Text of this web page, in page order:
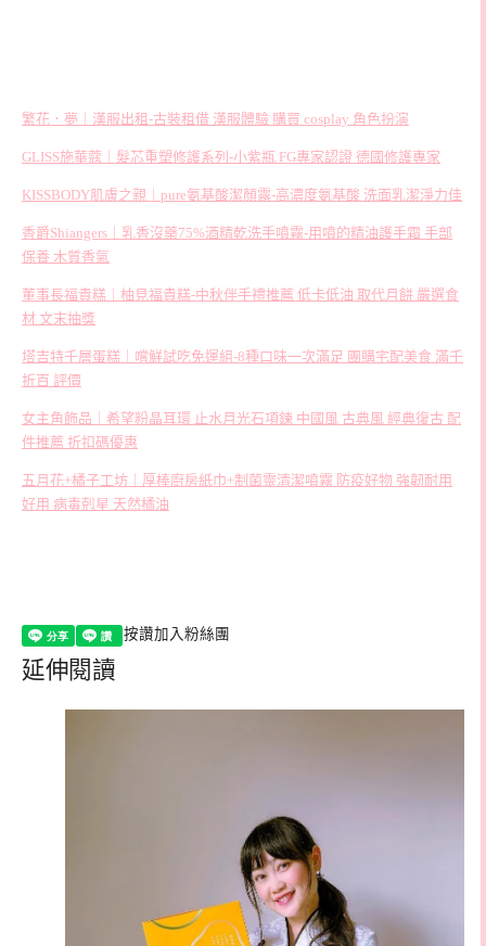
繁花．夢｜漢服出租-古裝租借 漢服體驗 購買 cosplay 角色扮演
GLISS施華蔻｜髮芯重塑修護系列-小紫瓶 FG專家認證 德國修護專家
KISSBODY肌膚之親｜pure氨基酸潔顏露-高濃度氨基酸 洗面乳潔淨力佳
香爵Shiangers｜乳香沒藥75%酒精乾洗手噴霧-用噴的精油護手霜 手部
保養 木質香氣
董事長福貴糕｜柚見福貴糕-中秋伴手禮推薦 低卡低油 取代月餅 嚴選食
材 文末抽獎
塔吉特千層蛋糕｜嚐鮮試吃免運組-8種口味一次滿足 團購宅配美食 滿千
折百 評價
女主角飾品｜希望粉晶耳環 止水月光石項鍊 中國風 古典風 經典復古 配
件推薦 折扣碼優惠
五月花+橘子工坊｜厚棒廚房紙巾+制菌靈清潔噴霧 防疫好物 強韌耐用
好用 病毒剋星 天然橘油
按讚加入粉絲團
延伸閱讀